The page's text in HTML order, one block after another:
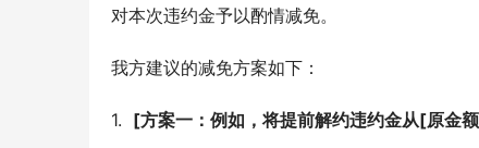
对本次违约金予以酌情减免。
我方建议的减免方案如下：
1. [方案一：例如，将提前解约违约金从[原金